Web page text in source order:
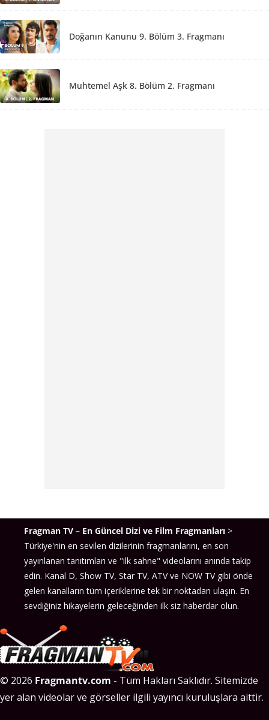
Doğanın Kanunu 9. Bölüm 3. Fragmanı
Muhtemel Aşk 8. Bölüm 2. Fragmanı
Fragman TV – En Güncel Dizi ve Film Fragmanları >
Türkiye'nin en sevilen dizilerinin fragmanlarını, en son
yayınlanan tanıtımları ve "ilk sahne" videolarını anında takip
edin. Kanal D, Show TV, Star TV, ATV ve NOW TV gibi önde
gelen kanalların tüm içeriklerine tek bir noktadan ulaşın. En
sevdiğiniz hikayelerin geleceğinden ilk siz haberdar olun.
© 2026 Fragmantv.com - Tüm Hakları Saklıdır. Sitemizde
yer alan videolar ve görseller ilgili yayıncı kuruluşlara aittir.